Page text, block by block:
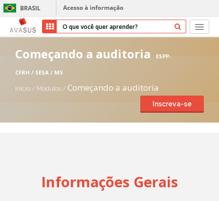
Início
Entrar
Começando a auditoria ESPP-
CFRH / SESA / MS
Início / Módulos/ Começando a auditoria
Inscreva-se
Informações Gerais